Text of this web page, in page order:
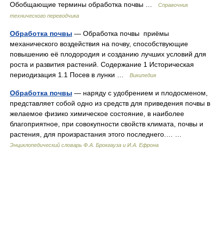
Обобщающие термины обработка почвы …
Справочник
технического переводчика
Обработка почвы — Обработка почвы приёмы
механического воздействия на почву, способствующие
повышению её плодородия и созданию лучших условий для
роста и развития растений. Содержание 1 Историческая
периодизация 1.1 Посев в лунки …
Википедия
Обработка почвы — наряду с удобрением и плодосменом,
представляет собой одно из средств для приведения почвы в
желаемое физико химическое состояние, в наиболее
благоприятное, при совокупности свойств климата, почвы и
растения, для произрастания этого последнего.… …
Энциклопедический словарь Ф.А. Брокгауза и И.А. Ефрона